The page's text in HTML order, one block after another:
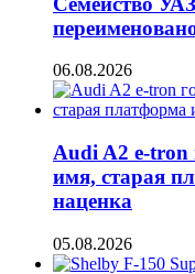
06.08.2026
Audi A2 e-tron
имя, старая
наценка
05.08.2026